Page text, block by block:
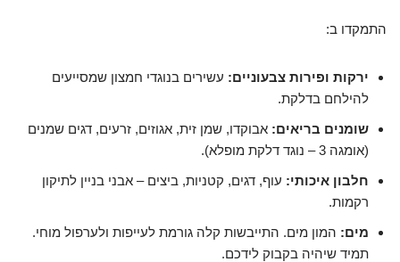
התמקדו ב:
ירקות ופירות צבעוניים: עשירים בנוגדי חמצון שמסייעים
להילחם בדלקת.
שומנים בריאים: אבוקדו, שמן זית, אגוזים, זרעים, דגים שמנים
(אומגה 3 – נוגד דלקת מופלא).
חלבון איכותי: עוף, דגים, קטניות, ביצים – אבני בניין לתיקון
רקמות.
מים: המון מים. התייבשות קלה גורמת לעייפות ולערפול מוחי.
תמיד שיהיה בקבוק לידכם.